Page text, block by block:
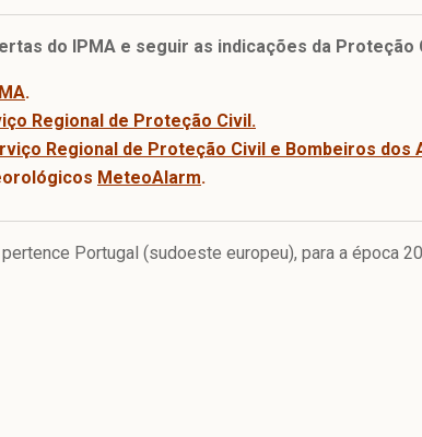
do IPMA e seguir as indicações da Proteção
.
Regional de Proteção Civil.
Regional de Proteção Civil e Bombeiros dos
MeteoAlarm.
Portugal (sudoeste europeu), para a época